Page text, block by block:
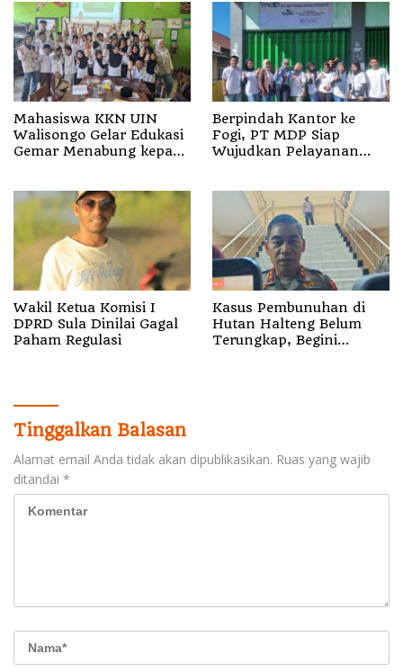
Mahasiswa KKN UIN
Walisongo Gelar Edukasi
Gemar Menabung kepada
Berpindah Kantor ke
Fogi, PT MDP Siap
Wujudkan Pelayanan
Wakil Ketua Komisi I
DPRD Sula Dinilai Gagal
Paham Regulasi
Kasus Pembunuhan di
Hutan Halteng Belum
Terungkap, Begini
Tinggalkan Balasan
Alamat email Anda tidak akan dipublikasikan. Ruas yang wajib
ditandai *